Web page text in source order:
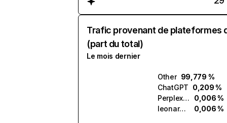
Trafic provenant de plateformes
(part du total)
Le mois dernier
Other 99,779 %
ChatGPT 0,209 %
Perplexity
0,006 %
leonardo.ai
0,006 %